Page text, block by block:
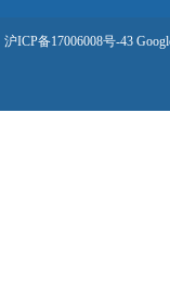
沪ICP备17006008号-43